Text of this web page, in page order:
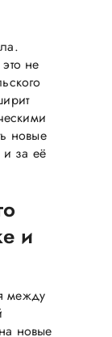
не
новые
и за её
и
между
новые